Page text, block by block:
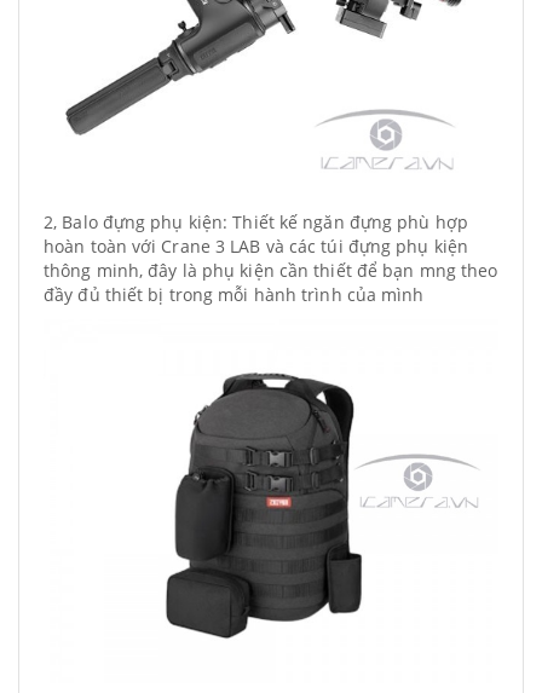
2, Balo đựng phụ kiện: Thiết kế ngăn đựng phù hợp
hoàn toàn với Crane 3 LAB và các túi đựng phụ kiện
thông minh, đây là phụ kiện cần thiết để bạn mng theo
đầy đủ thiết bị trong mỗi hành trình của mình